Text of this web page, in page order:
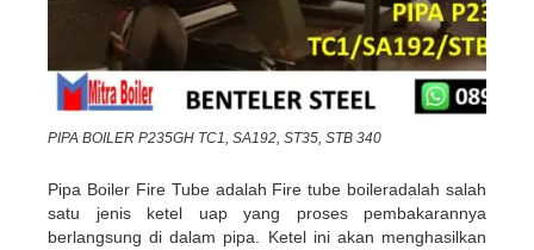
PIPA BOILER P235GH TC1, SA192, ST35, STB 340
Pipa Boiler Fire Tube adalah Fire tube boileradalah salah
satu jenis ketel uap yang proses pembakarannya
berlangsung di dalam pipa. Ketel ini akan menghasilkan